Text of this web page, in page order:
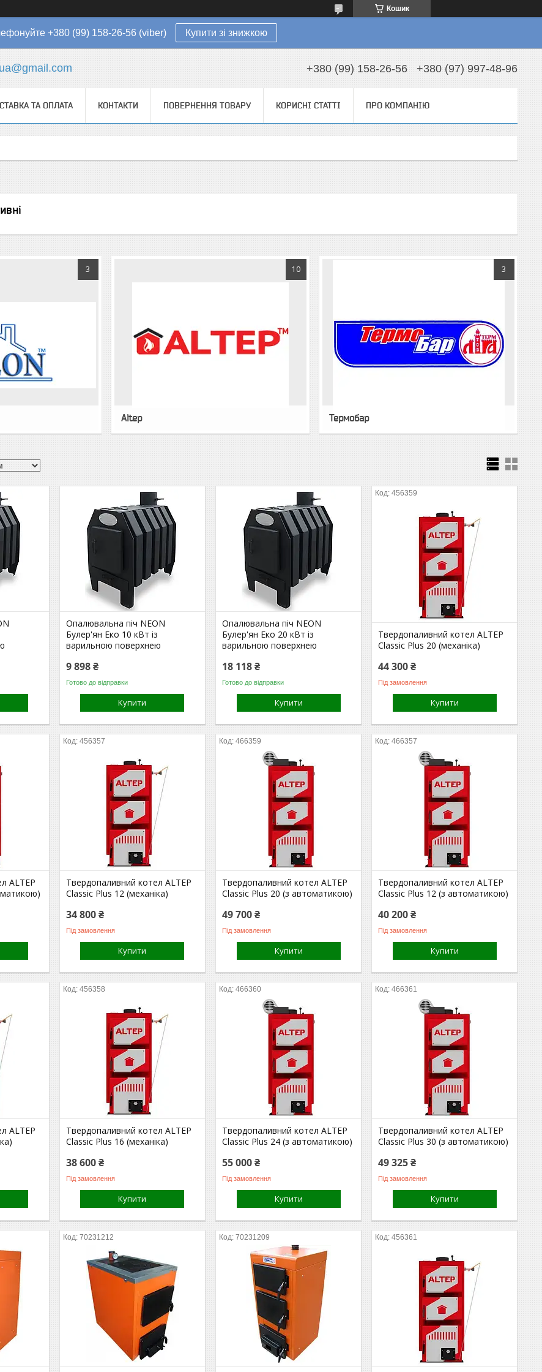
Кошик
+380 (99) 158-26-56 (viber) Купити зі знижкою
+380 (99) 158-26-56 +380 (97) 997-48-96
ТА ОПЛАТА КОНТАКТИ ПОВЕРНЕННЯ ТОВАРУ КОРИСНІ СТАТТІ ПРО КОМПАНІЮ
3 10
Altep
3
Термобар
Опалювальна піч NEON
Булер'ян Еко 10 кВт із
варильною поверхнею
9 898 ₴
Готово до відправки
Купити
Опалювальна піч NEON
Булер'ян Еко 20 кВт із
варильною поверхнею
18 118 ₴
Готово до відправки
Купити
456359
Твердопаливний котел ALTEP
Classic Plus 20 (механіка)
44 300 ₴
Під замовлення
Купити
ALTEP
456357
Твердопаливний котел ALTEP
Classic Plus 12 (механіка)
34 800 ₴
Під замовлення
Купити
466359
Твердопаливний котел ALTEP
Classic Plus 20 (з автоматикою)
49 700 ₴
Під замовлення
Купити
466357
Твердопаливний котел ALTEP
Classic Plus 12 (з автоматикою)
40 200 ₴
Під замовлення
Купити
ALTEP
456358
Твердопаливний котел ALTEP
Classic Plus 16 (механіка)
38 600 ₴
Під замовлення
Купити
466360
Твердопаливний котел ALTEP
Classic Plus 24 (з автоматикою)
55 000 ₴
Під замовлення
Купити
466361
Твердопаливний котел ALTEP
Classic Plus 30 (з автоматикою)
49 325 ₴
Під замовлення
Купити
70231212 70231209 456361